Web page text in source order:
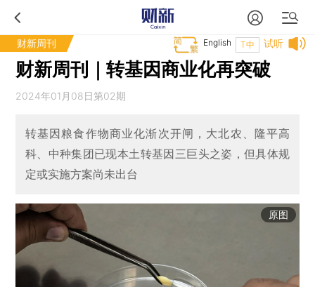
财新周刊 试听
T中
English
财新周刊｜转基因商业化再突破
2024年01月08日第02期
转基因粮食作物商业化渐次开闸，大北农、隆平高
科、中种集团已现本土转基因三巨头之姿，但具体规
定或实施方案尚未出台
原图